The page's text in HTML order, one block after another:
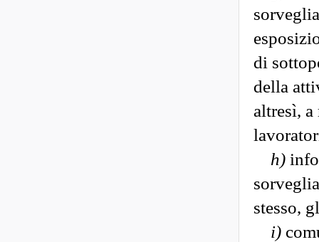
di
della
altresì,
h)
stesso,
i)